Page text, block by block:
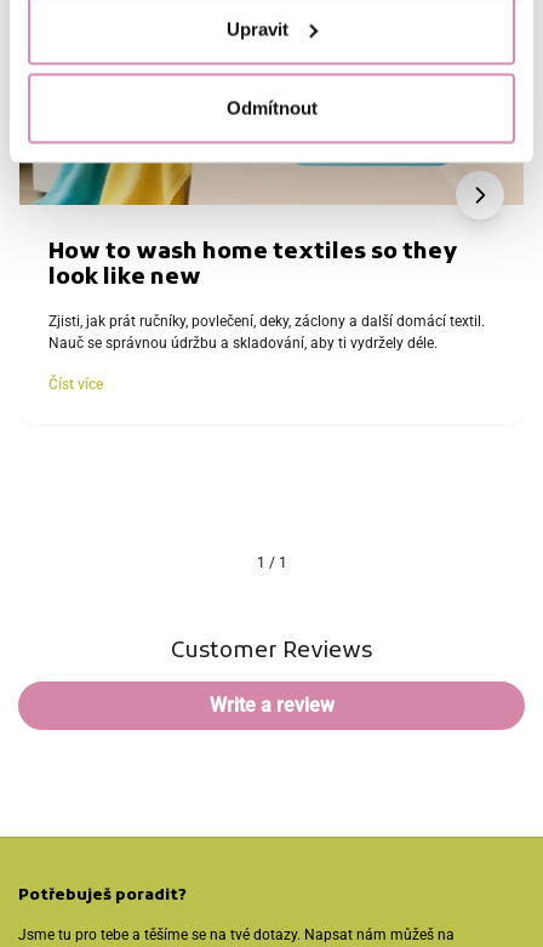
Upravit
Odmítnout
How to wash home textiles so they
look like new
Zjisti, jak prát ručníky, povlečení, deky, záclony a další domácí textil.
Nauč se správnou údržbu a skladování, aby ti vydržely déle.
Číst více
1 / 1
Customer Reviews
Write a review
Potřebuješ poradit?
Jsme tu pro tebe a těšíme se na tvé dotazy. Napsat nám můžeš na